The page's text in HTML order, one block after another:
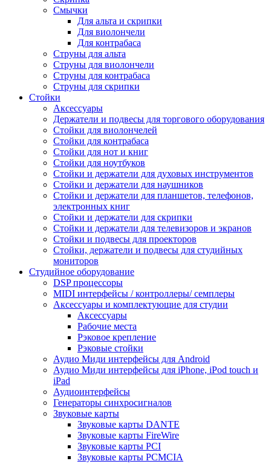
Смычки
Для альта и скрипки
Для виолончели
Для контрабаса
Струны для альта
Струны для виолончели
Струны для контрабаса
Струны для скрипки
Стойки
Аксессуары
Держатели и подвесы для торгового оборудования
Стойки для виолончелей
Стойки для контрабаса
Стойки для нот и книг
Стойки для ноутбуков
Стойки и держатели для духовых инструментов
Стойки и держатели для наушников
Стойки и держатели для планшетов, телефонов,
электронных книг
Стойки и держатели для скрипки
Стойки и держатели для телевизоров и экранов
Стойки и подвесы для проекторов
Стойки, держатели и подвесы для студийных
мониторов
Студийное оборудование
DSP процессоры
MIDI интерфейсы / контроллеры/ семплеры
Аксессуары и комплектующие для студии
Аксессуары
Рабочие места
Рэковое крепление
Рэковые стойки
Аудио Миди интерфейсы для Android
Аудио Миди интерфейсы для iPhone, iPod touch и
iPad
Аудиоинтерфейсы
Генераторы синхросигналов
Звуковые карты
Звуковые карты DANTE
Звуковые карты FireWire
Звуковые карты PCI
Звуковые карты PCMCIA